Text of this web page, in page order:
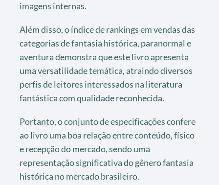
imagens internas.
Além disso, o índice de rankings em vendas das
categorias de fantasia histórica, paranormal e
aventura demonstra que este livro apresenta
uma versatilidade temática, atraindo diversos
perfis de leitores interessados na literatura
fantástica com qualidade reconhecida.
Portanto, o conjunto de especificações confere
ao livro uma boa relação entre conteúdo, físico
e recepção do mercado, sendo uma
representação significativa do gênero fantasia
histórica no mercado brasileiro.